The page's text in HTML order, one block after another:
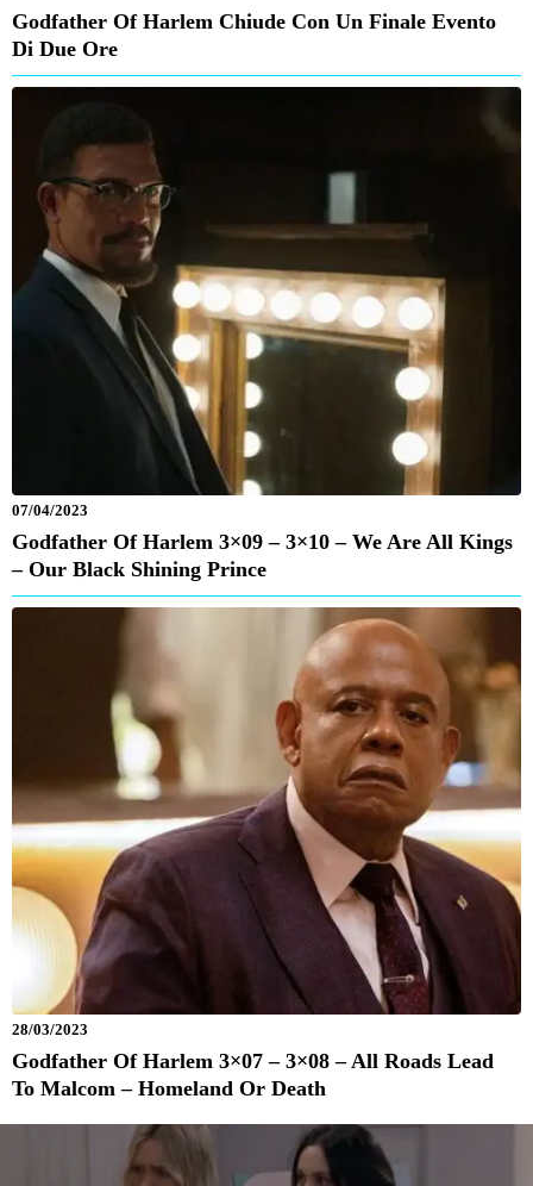
Godfather Of Harlem Chiude Con Un Finale Evento
Di Due Ore
07/04/2023
Godfather Of Harlem 3×09 – 3×10 – We Are All Kings
– Our Black Shining Prince
28/03/2023
Godfather Of Harlem 3×07 – 3×08 – All Roads Lead
To Malcom – Homeland Or Death